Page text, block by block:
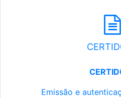
Emissão e